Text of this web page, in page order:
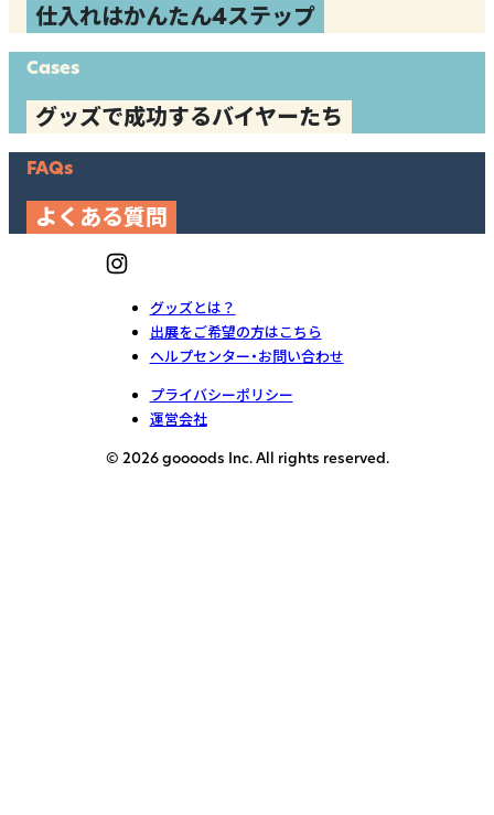
仕入れはかんたん4ステップ
Cases
グッズで成功するバイヤーたち
FAQs
よくある質問
グッズとは？
出展をご希望の方はこちら
ヘルプセンター・お問い合わせ
プライバシーポリシー
運営会社
© 2026 goooods Inc. All rights reserved.